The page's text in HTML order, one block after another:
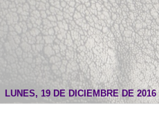
LUNES, 19 DE DICIEMBRE DE 2016